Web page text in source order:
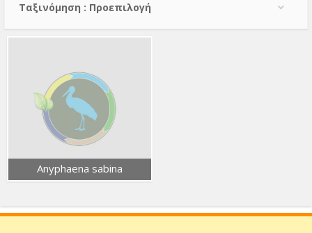
Тαξινόμηση : Προεπιλογή
Anyphaena sabina